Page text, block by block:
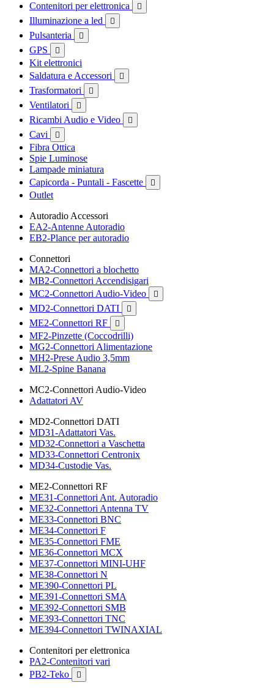
Contenitori per elettronica 
Illuminazione a led 
Pulsanteria 
GPS 
Kit elettronici
Saldatura e Accessori

Trasformatori 
Ventilatori 
Ricambi Audio e Video 
Cavi 
Fibra Ottica
Spie Luminose
Lampade miniatura
Capicorda - Puntali - Fascette

Outlet
Autoradio Accessori
EA2-Antenne Autoradio
EB2-Plance per autoradio
Connettori
MA2-Connettori a blochetto
MB2-Connettori Accendisigari
MC2-Connettori Audio-Video

MD2-Connettori DATI 
ME2-Connettori RF 
MF2-Pinzette (Coccodrilli)
MG2-Connettori Alimentazione
MH2-Prese Audio 3,5mm
ML2-Spine Banana
MC2-Connettori Audio-Video
Adattatori AV
MD2-Connettori DATI
MD31-Adattatori Vas.
MD32-Connettori a Vaschetta
MD33-Connettori Centronix
MD34-Custodie Vas.
ME2-Connettori RF
ME31-Connettori Ant. Autoradio
ME32-Connettori Antenna TV
ME33-Connettori BNC
ME34-Connettori F
ME35-Connettori FME
ME36-Connettori MCX
ME37-Connettori MINI-UHF
ME38-Connettori N
ME390-Connettori PL
ME391-Connettori SMA
ME392-Connettori SMB
ME393-Connettori TNC
ME394-Connettori TWINAXIAL
Contenitori per elettronica
PA2-Contenitori vari
PB2-Teko
